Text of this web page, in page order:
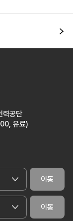
력공단
유료)
이동
이동